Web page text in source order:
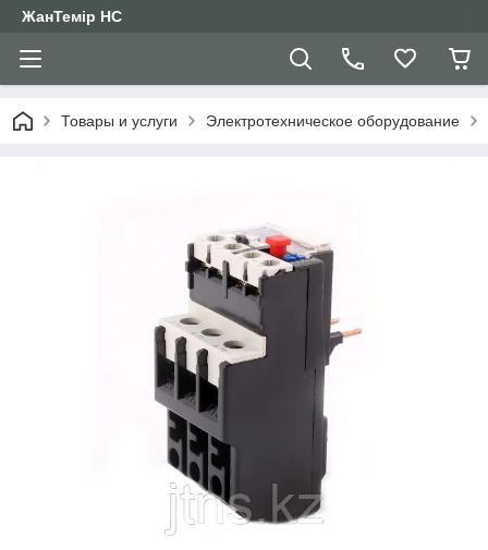
ЖанТемір НС
Товары и услуги Электротехническое оборудование